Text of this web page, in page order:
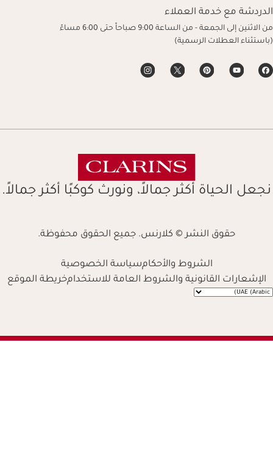
الدردشة مع خدمة العملاء
من الاثنين إلى الجمعة - من الساعة 9:00 صباحاً حتى 6:00 مساءً
(باستثناء العطلات الرسمية)
نجعل الحياة أكثر جمالاً، ونورث كوكبًا أكثر جمالاً.
حقوق النشر © كلارنس. جميع الحقوق محفوظة.
الشروط والأحكامسياسة الخصوصية
الإشعارات القانونية والشروط العامة للاستخدامخريطة الموقع
Navigates to